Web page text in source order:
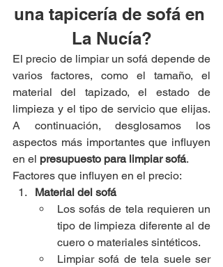
una tapicería de sofá en
La Nucía?
El precio de limpiar un sofá depende de
varios factores, como el tamaño, el
material del tapizado, el estado de
limpieza y el tipo de servicio que elijas.
A continuación, desglosamos los
aspectos más importantes que influyen
en el presupuesto para limpiar sofá.
Factores que influyen en el precio:
Material del sofá
Los sofás de tela requieren un
tipo de limpieza diferente al de
cuero o materiales sintéticos.
Limpiar sofá de tela suele ser